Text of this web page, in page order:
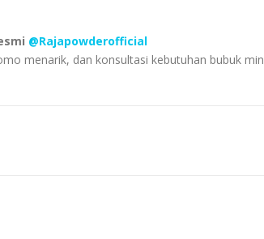
@Rajapowderofficial
menarik, dan konsultasi kebutuhan bubuk